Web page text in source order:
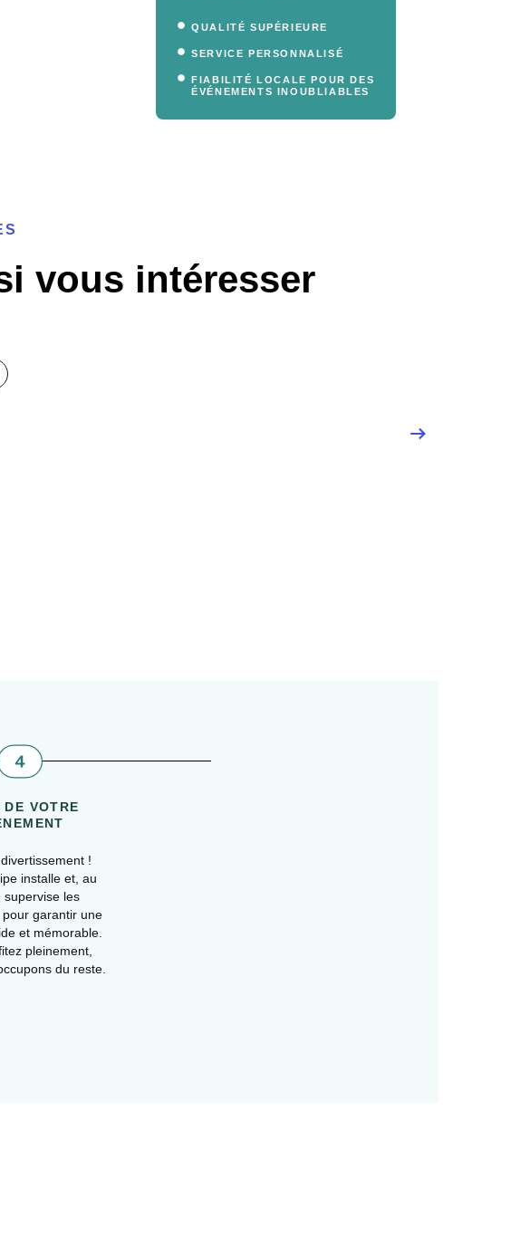
QUALITÉ SUPÉRIEURE
SERVICE PERSONNALISÉ
FIABILITÉ LOCALE POUR DES
ÉVÉNEMENTS INOUBLIABLES
vous intéresser
DE VOTRE
!
installe et, au
supervise les
garantir une
et mémorable.
pleinement,
du reste.